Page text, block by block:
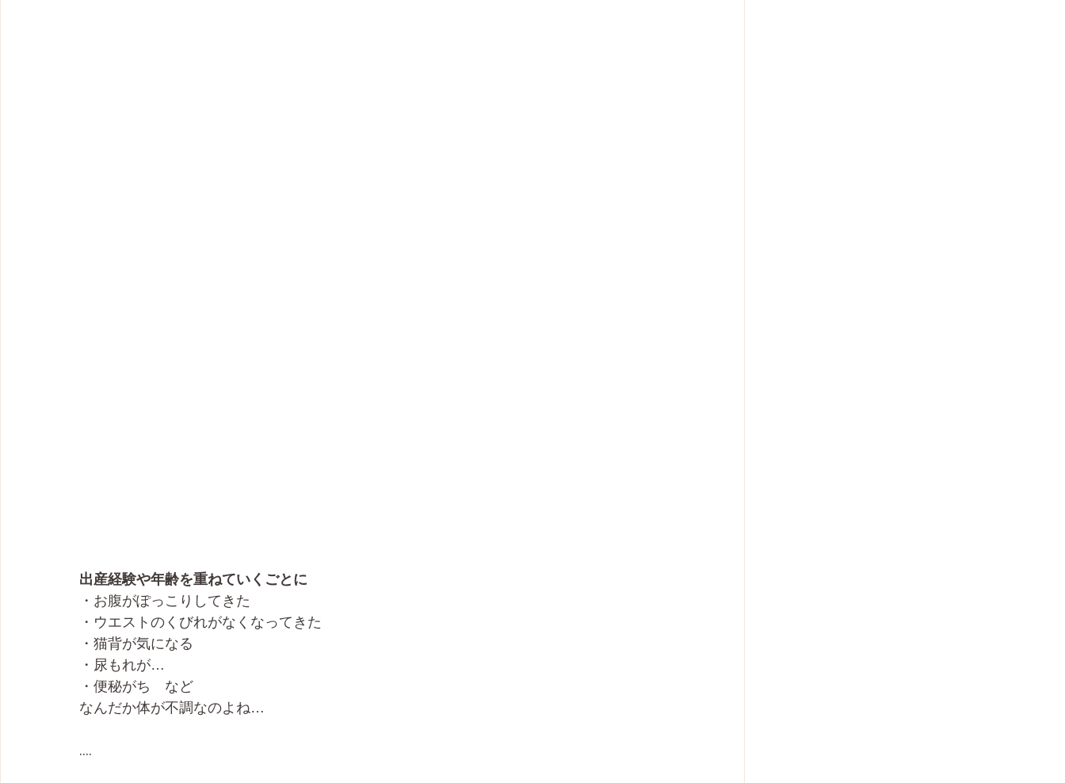
出産経験や年齢を重ねていくごとに
・お腹がぽっこりしてきた
・ウエストのくびれがなくなってきた
・猫背が気になる
・尿もれが…
・便秘がち　など
なんだか体が不調なのよね…
....